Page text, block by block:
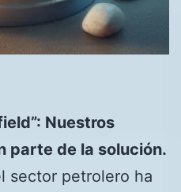
Nuestros
parte de la solución.
sector petrolero ha